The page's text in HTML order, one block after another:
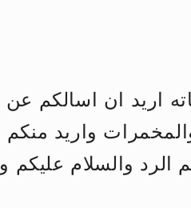
امير المؤمنين أيده
اريد ان اسالكم
واريد
والسلام عليكم